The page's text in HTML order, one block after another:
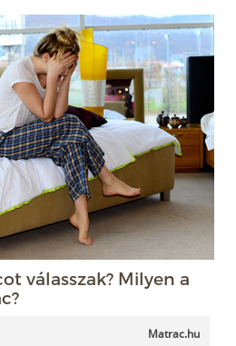
válasszak? Milyen a
Matrac.hu